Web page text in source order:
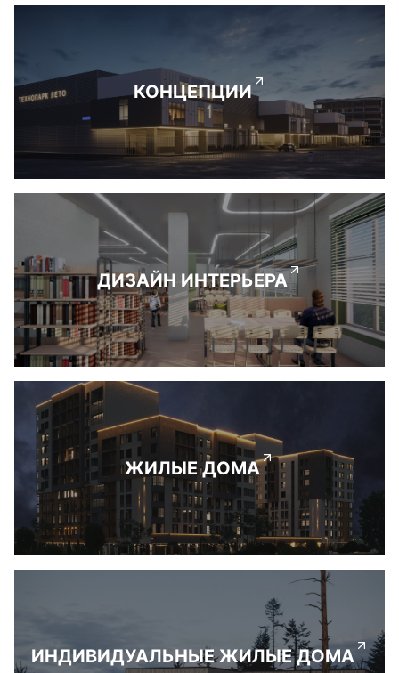
КОНЦЕПЦИИ
ДИЗАЙН ИНТЕРЬЕРА
ЖИЛЫЕ ДОМА
ИНДИВИДУАЛЬНЫЕ ЖИЛЫЕ ДОМА